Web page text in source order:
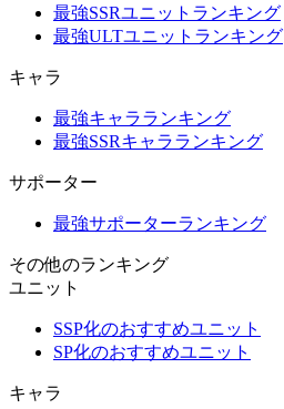
最強SSRユニットランキング
最強ULTユニットランキング
キャラ
最強キャラランキング
最強SSRキャラランキング
サポーター
最強サポーターランキング
その他のランキング
ユニット
SSP化のおすすめユニット
SP化のおすすめユニット
キャラ